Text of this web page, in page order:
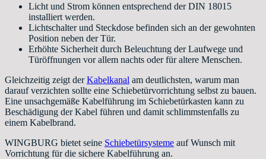
Licht und Strom können entsprechend der DIN 18015
installiert werden.
Lichtschalter und Steckdose befinden sich an der gewohnten
Position neben der Tür.
Erhöhte Sicherheit durch Beleuchtung der Laufwege und
Türöffnungen vor allem nachts oder für altere Menschen.
Gleichzeitig zeigt derKabelkanal am deutlichsten, warum man
darauf verzichten sollte eine Schiebetürvorrichtung selbst zu bauen.
Eine unsachgemäße Kabelführung im Schiebetürkasten kann zu
Beschädigung der Kabel führen und damit schlimmstenfalls zu
einem Kabelbrand.
WINGBURG bietet seine Schiebetürsysteme auf Wunsch mit
Vorrichtung für die sichere Kabelführung an.